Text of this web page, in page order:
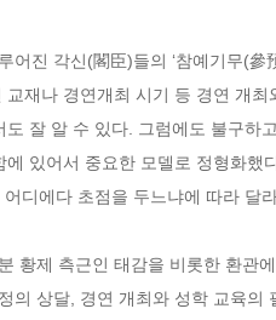
진 각신(閣臣)들의 ‘참예기무(參
재나 경연개최 시기 등 경연 개최
잘 알 수 있다. 그럼에도 불구하
있어서 중요한 모델로 정형화했
디에다 초점을 두느냐에 따라 달
황제 측근인 태감을 비롯한 환관
의 상달, 경연 개최와 성학 교육의